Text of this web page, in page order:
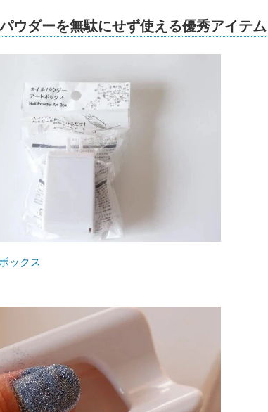
ウダーを無駄にせず使える優秀アイテム
ックス